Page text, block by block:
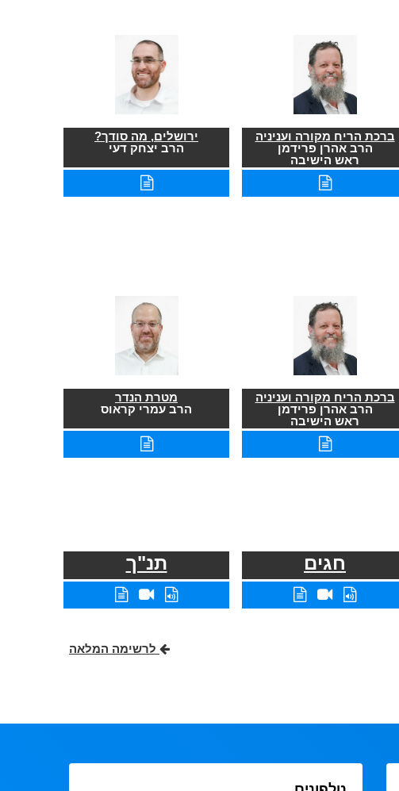
ברכת הריח מקורה ועניניה
הרב אהרן פרידמן
ראש הישיבה
ירושלים, מה סודך?
הרב יצחק דעי
ברכת הריח מקורה ועניניה
הרב אהרן פרידמן
ראש הישיבה
מטרת הנדר
הרב עמרי קראוס
חגים תנ"ך
לרשימה המלאה